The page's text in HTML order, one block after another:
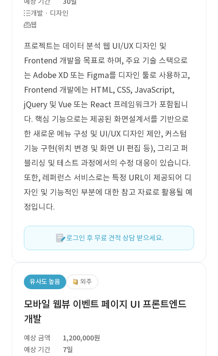
개발 · 디자인
웹
프로젝트는 데이터 분석 웹 UI/UX 디자인 및
Frontend 개발을 목표로 하며, 주요 기술 스택으로
는 Adobe XD 또는 Figma를 디자인 툴로 사용하고,
Frontend 개발에는 HTML, CSS, JavaScript,
jQuery 및 Vue 또는 React 프레임워크가 포함됩니
다. 핵심 기능으로는 제공된 화면설계서를 기반으로
한 새로운 메뉴 구성 및 UI/UX 디자인 제안, 커스텀
기능 구현(위치 변경 및 화면 UI 편집 등), 그리고 퍼
블리싱 및 테스트 과정에서의 수정 대응이 있습니다.
또한, 레퍼런스 서비스로는 특정 URL이 제공되어 디
자인 및 기능적인 부분에 대한 참고 자료로 활용될 예
정입니다.
로그인 후 무료 견적 상담 받으세요.
유사도 높음 외주
모바일 웹뷰 이벤트 페이지 UI 프론트엔드
개발
예상 금액
1,200,000원
예상 기간
7일